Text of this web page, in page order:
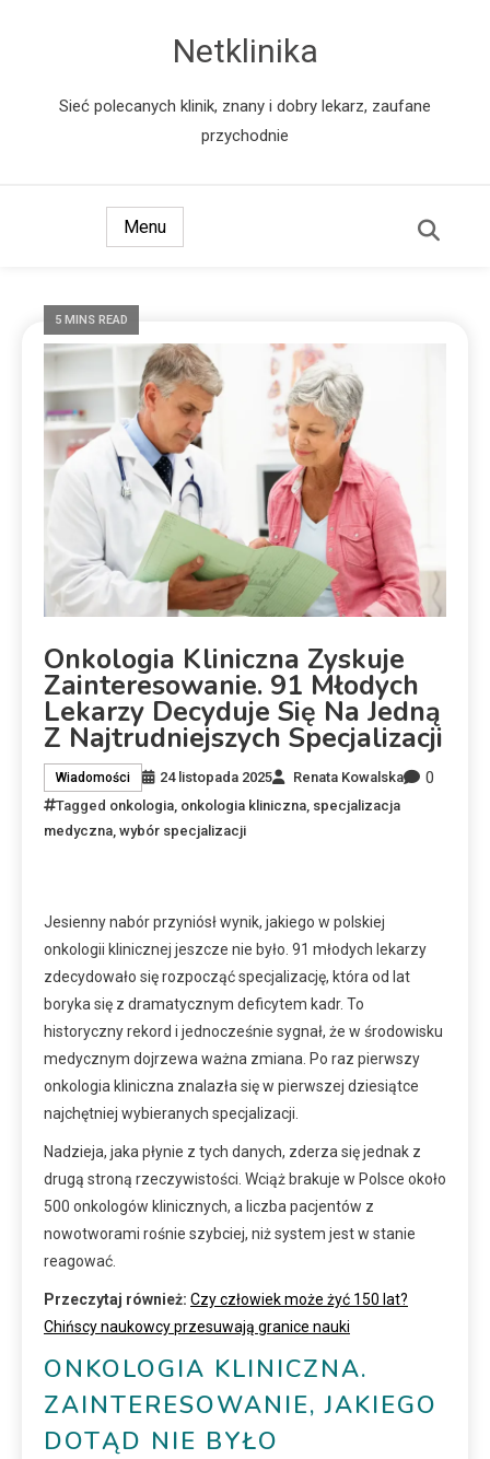
Netklinika
Sieć polecanych klinik, znany i dobry lekarz, zaufane
przychodnie
Menu
5 MINS READ
Onkologia Kliniczna Zyskuje
Zainteresowanie. 91 Młodych
Lekarzy Decyduje Się Na Jedną
Z Najtrudniejszych Specjalizacji
Wiadomości 24 listopada 2025 Renata Kowalska 0
Tagged onkologia onkologia kliniczna specjalizacja
medyczna wybór specjalizacji
Jesienny nabór przyniósł wynik, jakiego w polskiej
onkologii klinicznej jeszcze nie było. 91 młodych lekarzy
zdecydowało się rozpocząć specjalizację, która od lat
boryka się z dramatycznym deficytem kadr. To
historyczny rekord i jednocześnie sygnał, że w środowisku
medycznym dojrzewa ważna zmiana. Po raz pierwszy
onkologia kliniczna znalazła się w pierwszej dziesiątce
najchętniej wybieranych specjalizacji.
Nadzieja, jaka płynie z tych danych, zderza się jednak z
drugą stroną rzeczywistości. Wciąż brakuje w Polsce około
500 onkologów klinicznych, a liczba pacjentów z
nowotworami rośnie szybciej, niż system jest w stanie
reagować.
Przeczytaj również: Czy człowiek może żyć 150 lat?
Chińscy naukowcy przesuwają granice nauki
ONKOLOGIA KLINICZNA.
ZAINTERESOWANIE, JAKIEGO
DOTĄD NIE BYŁO